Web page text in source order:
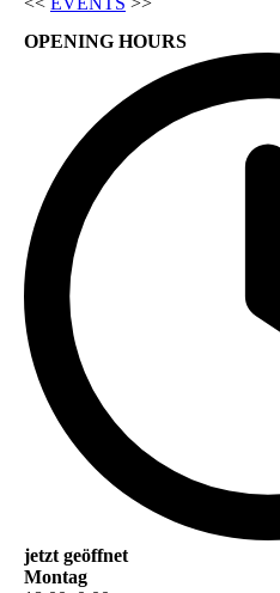
OPENING HOURS
jetzt geöffnet
Montag